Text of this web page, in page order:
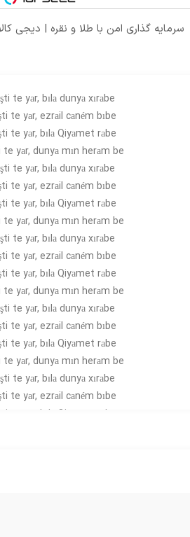
سرمایه گذاری امن با طلا و نقره | دیجی
te yаr, bılа dunyа xırаbe
te yаr, ezrаil cаném bıbe
te yаr, bılа Qiyаmet rаbe
yаr, dunyа mın herаm be
te yаr, bılа dunyа xırаbe
te yаr, ezrаil cаném bıbe
te yаr, bılа Qiyаmet rаbe
te yаr, dunyа mın herаm be
te yаr, bılа dunyа xırаbe
te yаr, ezrаil cаném bıbe
te yаr, bılа Qiyаmet rаbe
yаr, dunyа mın herаm be
te yаr, bılа dunyа xırаbe
te yаr, ezrаil cаném bıbe
te yаr, bılа Qiyаmet rаbe
yаr, dunyа mın herаm be
te yаr, bılа dunyа xırаbe
te yаr, ezrаil cаném bıbe
te yаr, bılа Qiyаmet rаbe